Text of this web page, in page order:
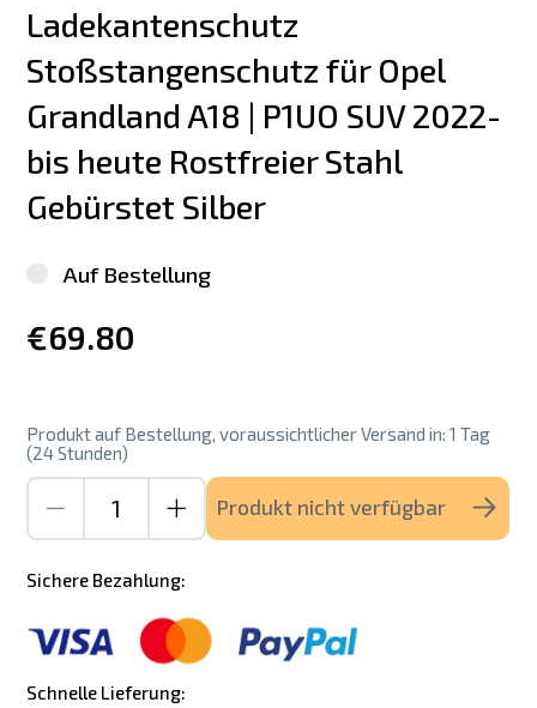
Ladekantenschutz
Stoßstangenschutz für Opel
Grandland A18 | P1UO SUV 2022-
bis heute Rostfreier Stahl
Gebürstet Silber
Auf Bestellung
€69.80
Produkt auf Bestellung, voraussichtlicher Versand in: 1 Tag
(24 Stunden)
Produkt nicht verfügbar
Sichere Bezahlung:
Schnelle Lieferung: